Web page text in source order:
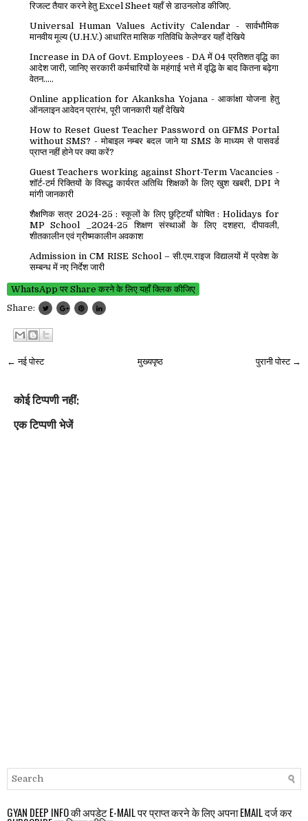
रिजल्ट तैयार करने हेतु Excel Sheet यहाँ से डाउनलोड कीजिए.
Universal Human Values Activity Calendar - सार्वभौमिक
मानवीय मूल्य (U.H.V.) आधारित मासिक गतिविधि केलेण्डर यहाँ देखिये
Increase in DA of Govt. Employees - DA में 04 प्रतिशत वृद्धि का
आदेश जारी, जानिए सरकारी कर्मचारियों के महंगाई भत्ते में वृद्धि के बाद कितना बढ़ेगा
वेतन.....
Online application for Akanksha Yojana - आकांक्षा योजना हेतु
ऑनलाइन आवेदन प्रारंभ, पूरी जानकारी यहाँ देखिये
How to Reset Guest Teacher Password on GFMS Portal
without SMS? - मोबाइल नम्बर बदल जाने या SMS के माध्यम से पासवर्ड
प्राप्त नहीं होने पर क्या करें?
Guest Teachers working against Short-Term Vacancies -
शॉर्ट-टर्म रिक्तियों के विरूद्ध कार्यरत अतिथि शिक्षकों के लिए खुश खबरी, DPI ने
मांगी जानकारी
शैक्षणिक सत्र 2024-25 : स्कूलों के लिए छुट्टियाँ घोषित : Holidays for
MP School _2024-25 शिक्षण संस्थाओं के लिए दशहरा, दीपावली,
शीतकालीन एवं ग्रीष्मकालीन अवकाश
Admission in CM RISE School – सी.एम.राइज विद्यालयों में प्रवेश के
सम्बन्ध में नए निर्देश जारी
WhatsApp पर Share करने के लिए यहाँ क्लिक कीजिए
Share:
← नई पोस्ट पुरानी पोस्ट →
मुख्यपृष्ठ
कोई टिप्पणी नहीं:
एक टिप्पणी भेजें
GYAN DEEP INFO की अपडेट E-MAIL पर प्राप्त करने के लिए अपना EMAIL दर्ज कर